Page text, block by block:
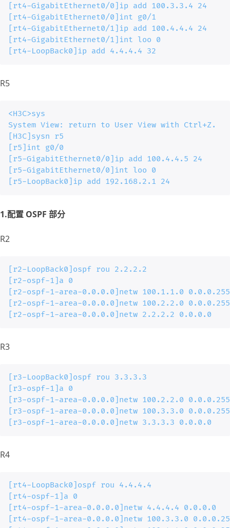
[rt4-GigabitEthernet0/0]ip add 100.3.3.4 24
[rt4-GigabitEthernet0/0]int g0/1
[rt4-GigabitEthernet0/1]ip add 100.4.4.4 24
[rt4-GigabitEthernet0/1]int loo 0
[rt4-LoopBack0]ip add 4.4.4.4 32
R5
<H3C>sys
System View: return to User View with Ctrl+Z.
[H3C]sysn r5
[r5]int g0/0
[r5-GigabitEthernet0/0]ip add 100.4.4.5 24
[r5-GigabitEthernet0/0]int loo 0
[r5-LoopBack0]ip add 192.168.2.1 24
1.配置 OSPF 部分
R2
[r2-LoopBack0]ospf rou 2.2.2.2
[r2-ospf-1]a 0
[r2-ospf-1-area-0.0.0.0]netw 100.1.1.0 0.0.0.255
[r2-ospf-1-area-0.0.0.0]netw 100.2.2.0 0.0.0.255
[r2-ospf-1-area-0.0.0.0]netw 2.2.2.2 0.0.0.0
R3
[r3-LoopBack0]ospf rou 3.3.3.3
[r3-ospf-1]a 0
[r3-ospf-1-area-0.0.0.0]netw 100.2.2.0 0.0.0.255
[r3-ospf-1-area-0.0.0.0]netw 100.3.3.0 0.0.0.255
[r3-ospf-1-area-0.0.0.0]netw 3.3.3.3 0.0.0.0
R4
[rt4-LoopBack0]ospf rou 4.4.4.4
[rt4-ospf-1]a 0
[rt4-ospf-1-area-0.0.0.0]netw 4.4.4.4 0.0.0.0
[rt4-ospf-1-area-0.0.0.0]netw 100.3.3.0